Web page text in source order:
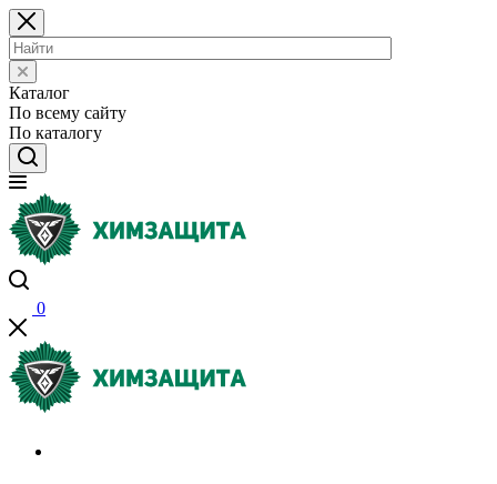
Каталог
По всему сайту
По каталогу
0